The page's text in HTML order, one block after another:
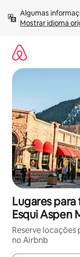
para
Mostrar idioma
Lugares
Esqui Aspen
Reserve
no Airbnb